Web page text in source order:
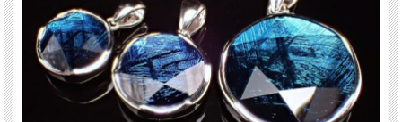
ご注意事項
※入荷時期によりバチカンに若干のデザインの違いがあります。
※天然石ですので細かなカケや凹み、歪な部分やクラックなどがある場合があり
ます。
※天然石商品には色みに個体差があります。
また出来る限り自然な色みになるよう撮影を心がけておりますが、お使いのディ